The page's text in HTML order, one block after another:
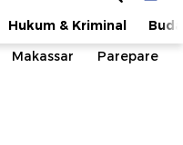
Hukum & Kriminal
Makassar Parepare